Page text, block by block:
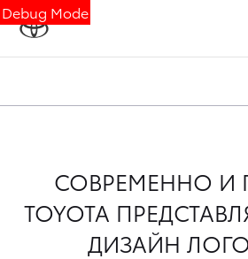
Debug Mode
СОВРЕМЕННО И
TOYOTA
ДИЗАЙН